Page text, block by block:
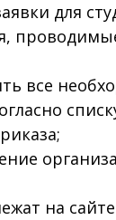
для
все
на